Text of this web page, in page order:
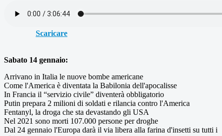
Scaricare
Sabato 14 gennaio:
Arrivano in Italia le nuove bombe americane
Come l'America è diventata la Babilonia dell'apocalisse
In Francia il “servizio civile” diventerà obbligatorio
Putin prepara 2 milioni di soldati e rilancia contro l'America
Fentanyl, la droga che sta devastando gli USA
Nel 2021 sono morti 107.000 persone per droghe
Dal 24 gennaio l'Europa darà il via libera alla farina d'insetti su tutti i